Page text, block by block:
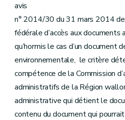
avis
n° 2014/30 du 31 mars 2014 de
fédérale d’accès aux documents
qu’hormis le cas d’un document
environnementale, le critère
compétence de la Commission
administratifs de la Région
administrative qui détient le
contenu du document qui